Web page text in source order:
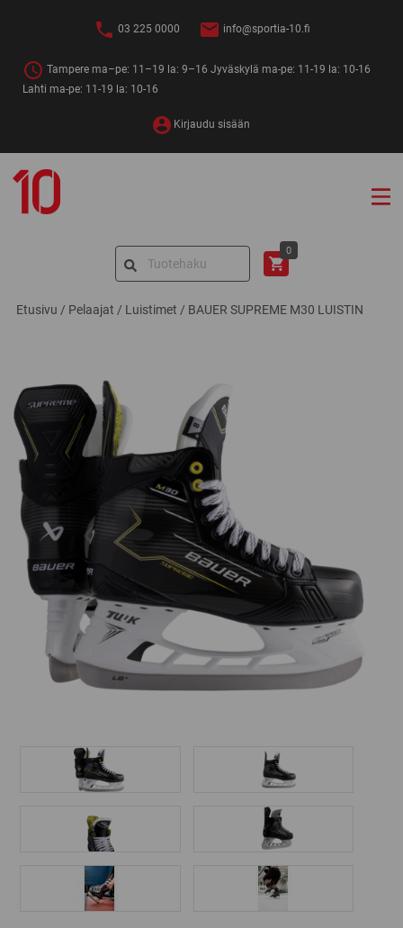
03 225 0000 info@sportia-10.fi
Tampere ma–pe: 11–19 la: 9–16 Jyväskylä ma-pe: 11-19 la: 10-16
Lahti ma-pe: 11-19 la: 10-16
Kirjaudu sisään
10
Search
0
Etusivu / Pelaajat / Luistimet / BAUER SUPREME M30 LUISTIN